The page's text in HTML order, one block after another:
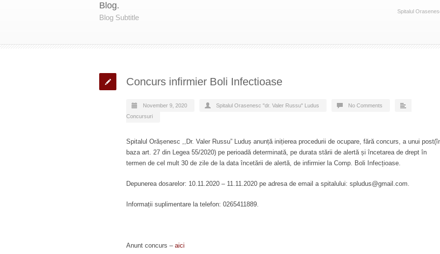
Blog.
Blog Subtitle
Spitalul
Concurs infirmier Boli Infectioase
November 9, 2020 Spitalul Orasenesc "dr. Valer Russu" Ludus
No Comments
Concursuri
Spitalul Orășenesc ,,Dr. Valer Russu” Luduș anunță inițierea procedurii de ocupare, fără concurs, a unui
baza art. 27 din Legea 55/2020) pe perioadă determinată, pe durata stării de alertă și încetarea de drept în
termen de cel mult 30 de zile de la data încetării de alertă, de infirmier la Comp. Boli Infecțioase.
Depunerea dosarelor: 10.11.2020 – 11.11.2020 pe adresa de email a spitalului: spludus@gmail.com.
Informații suplimentare la telefon: 0265411889.
Anunt concurs – aici